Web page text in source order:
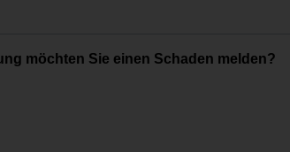
möchten Sie einen Schaden melden?